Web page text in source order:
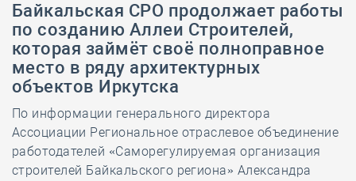
Байкальская СРО продолжает работы
по созданию Аллеи Строителей,
которая займёт своё полноправное
место в ряду архитектурных
объектов Иркутска
По информации генерального директора
Ассоциации Региональное отраслевое объединение
работодателей «Саморегулируемая организация
строителей Байкальского региона» Александра